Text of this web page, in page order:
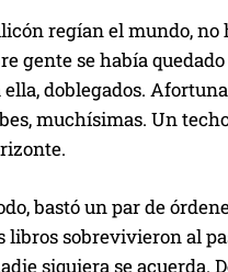
regían el mundo, no
gente se había
doblegados.
muchísimas. Un
bastó un par de
sobrevivieron al
siquiera se acuerda.